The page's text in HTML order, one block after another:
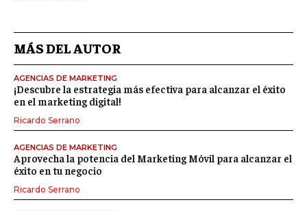
MÁS DEL AUTOR
AGENCIAS DE MARKETING
¡Descubre la estrategia más efectiva para alcanzar el éxito
en el marketing digital!
Ricardo Serrano
AGENCIAS DE MARKETING
Aprovecha la potencia del Marketing Móvil para alcanzar el
éxito en tu negocio
Ricardo Serrano